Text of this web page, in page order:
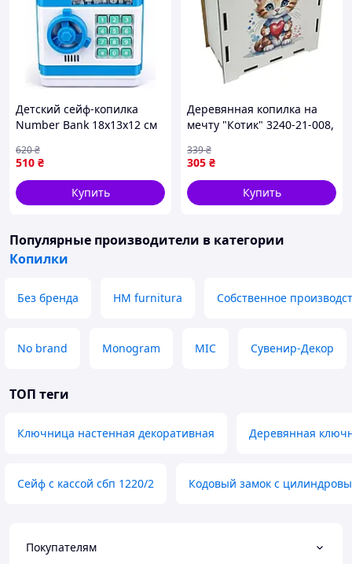
Детский сейф-копилка
Number Bank 18x13x12 см
510 ₴
620₴
Купить
Деревянная копилка на
мечту "Котик" 3240-21-008,
305 ₴
339₴
Купить
Популярные производители в категории
Копилки
Без бренда HM furnitura Собственное
No brand Monogram MIC Сувенир-Декор
ТОП теги
Ключница настенная декоративная Деревянная
Сейф с кассой сбп 1220/2 Кодовый замок с
Покупателям